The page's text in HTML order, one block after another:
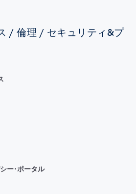
/ 倫理 / セキュリティ&プ
ー･ポータル